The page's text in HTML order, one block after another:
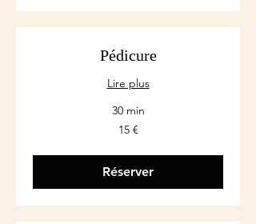
Pédicure
Lire plus
30 min
15 €
Réserver